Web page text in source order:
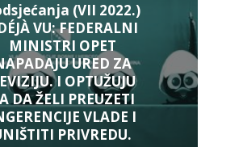
(VII 2022.)
VU: FEDERALNI
MINISTRI OPET
URED ZA
I OPTUŽUJU
DA ŽELI PREUZETI
VLADE I
PRIVREDU.